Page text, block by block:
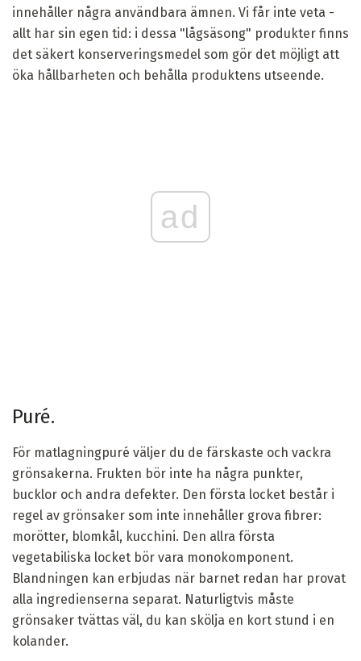
innehåller några användbara ämnen. Vi får inte veta -
allt har sin egen tid: i dessa "lågsäsong" produkter finns
det säkert konserveringsmedel som gör det möjligt att
öka hållbarheten och behålla produktens utseende.
ad
Puré.
För matlagningpuré väljer du de färskaste och vackra
grönsakerna. Frukten bör inte ha några punkter,
bucklor och andra defekter. Den första locket består i
regel av grönsaker som inte innehåller grova fibrer:
morötter, blomkål, kucchini. Den allra första
vegetabiliska locket bör vara monokomponent.
Blandningen kan erbjudas när barnet redan har provat
alla ingredienserna separat. Naturligtvis måste
grönsaker tvättas väl, du kan skölja en kort stund i en
kolander.